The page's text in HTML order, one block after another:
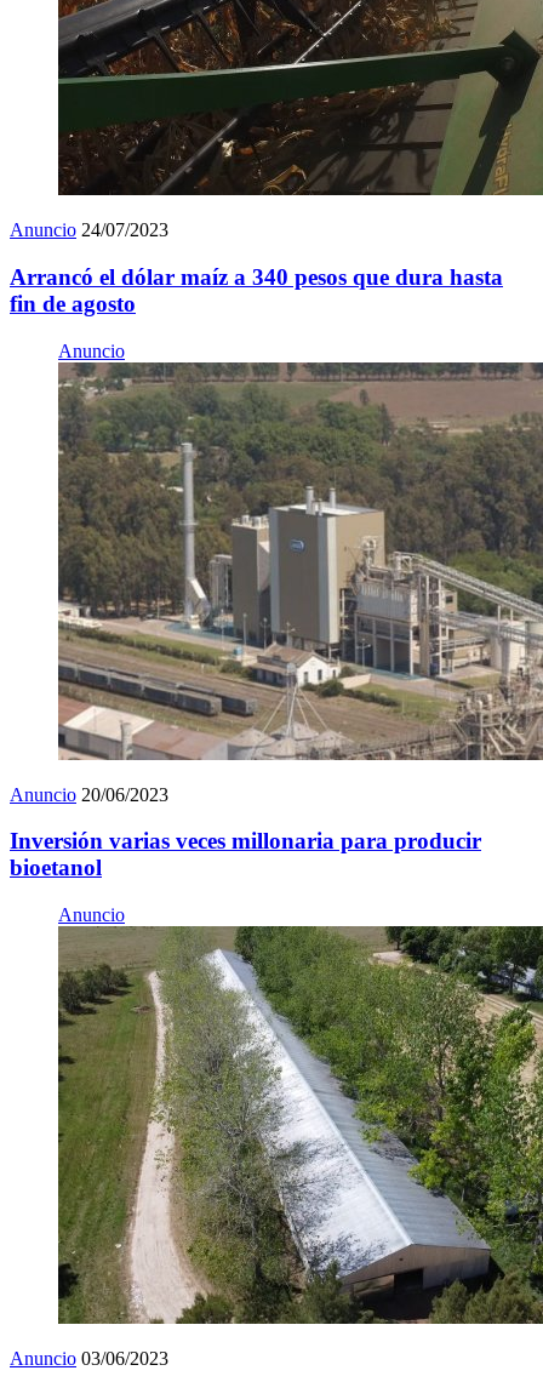
Anuncio 24/07/2023
Arrancó el dólar maíz a 340 pesos que dura hasta
fin de agosto
Anuncio
Anuncio 20/06/2023
Inversión varias veces millonaria para producir
bioetanol
Anuncio
Anuncio 03/06/2023